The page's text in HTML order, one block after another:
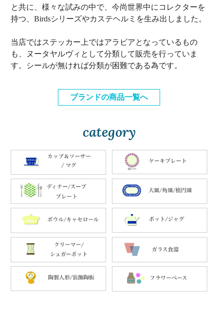
と共に、様々な試みの中で、今尚世界中にコレクターを
持つ、Birdsシリーズやカステヘルミを生み出しました。
当店ではステッカー上ではアラビアとなっているもの
も、ヌータヤルヴィとして分類して販売を行っていま
す。シールが無ければ分類が困難である為です。
ブランドの商品一覧へ
category